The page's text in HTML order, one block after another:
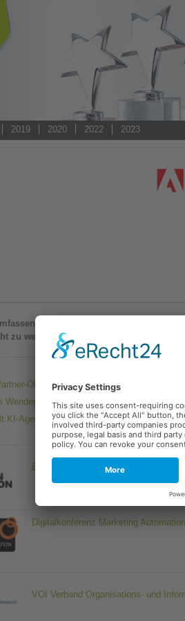
2019 2020 2022 2023
Suite an Lösungen für digitales
zu werden.
Ökosystem aus
Wendepunkt
KI-Agenten-Power
B2B Communication Days
Digitalkonferenz Marketing Automation
VOI Verband Organisations- und